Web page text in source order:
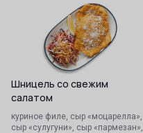
Шницель со свежим
салатом
куриное филе, сыр «моцарелла»,
сыр «сулугуни», сыр «пармезан»,